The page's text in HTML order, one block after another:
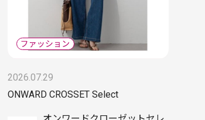
2026.07.29
ONWARD CROSSET Select